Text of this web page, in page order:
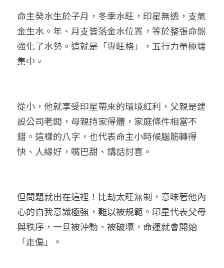
命主癸水生於子月，冬季水旺，印星無透，支氣
金生水。年、月支皆落金水位置，等於整張命盤
強化了水勢。這就是「專旺格」，五行力量極端
集中。
從小，他就享受印星帶來的環境紅利，父親是建
設公司老闆，母親持家得體，家庭條件相當不
錯。這樣的八字，也代表命主小時候腦筋轉得
快、人緣好，嘴巴甜、講話討喜。
但問題就出在這裡！比劫太旺無制，意味著他內
心的自我意識極強，難以被規範。印星代表父母
與秩序，一旦被沖動、被破壞，命運就會開始
「走偏」。